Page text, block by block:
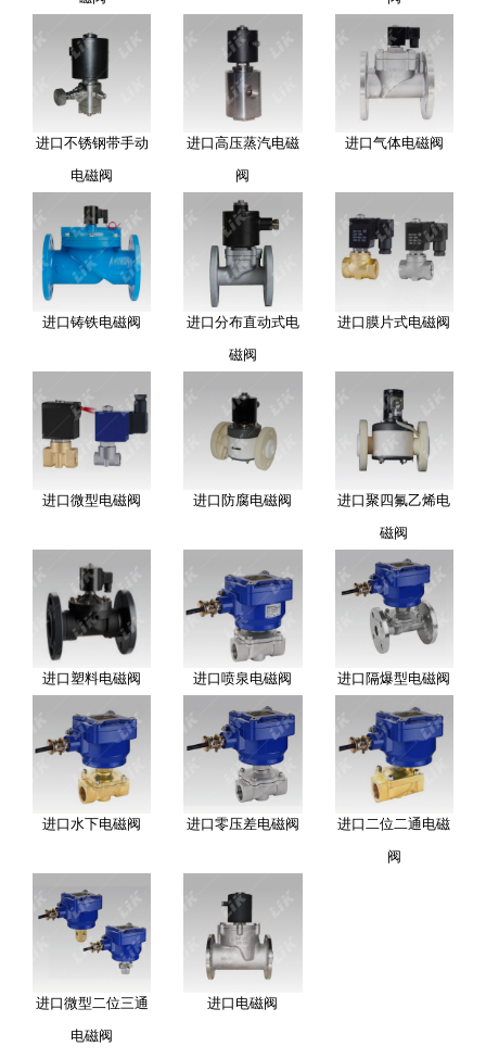
进口不锈钢带手动
电磁阀
进口高压蒸汽电磁
阀
进口气体电磁阀
进口铸铁电磁阀
进口分布直动式电
磁阀
进口膜片式电磁阀
进口微型电磁阀 进口防腐电磁阀
进口聚四氟乙烯电
磁阀
进口塑料电磁阀 进口喷泉电磁阀 进口隔爆型电磁阀
进口水下电磁阀 进口零压差电磁阀
进口二位二通电磁
阀
进口微型二位三通
电磁阀
进口电磁阀